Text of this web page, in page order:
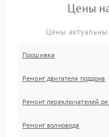
Цены
Цены
Прошивка
Ремонт двигателя поддона
Ремонт переключателей
Ремонт волновода